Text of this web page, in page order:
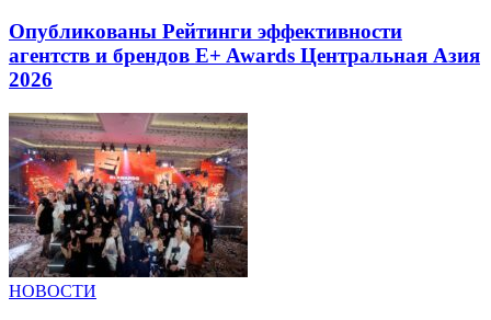
Опубликованы Рейтинги эффективности
агентств и брендов E+ Awards Центральная Азия
2026
НОВОСТИ